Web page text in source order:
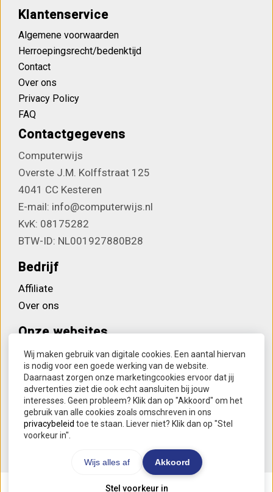
Klantenservice
Algemene voorwaarden
Herroepingsrecht/bedenktijd
Contact
Over ons
Privacy Policy
FAQ
Contactgegevens
Computerwijs
Overste J.M. Kolffstraat 125
4041 CC Kesteren
E-mail: info@computerwijs.nl
KvK: 08175282
BTW-ID: NL001927880B28
Bedrijf
Affiliate
Over ons
Onze websites
Computerwijs
Houvast bij dementie
Lettertreintjes
SmartwatchOnline
Soundpillow Slaapsysteem
Wij maken gebruik van digitale cookies. Een aantal hiervan
is nodig voor een goede werking van de website.
Daarnaast zorgen onze marketingcookies ervoor dat jij
advertenties ziet die ook echt aansluiten bij jouw
interesses. Geen probleem? Klik dan op "Akkoord" om het
gebruik van alle cookies zoals omschreven in ons
privacybeleid toe te staan. Liever niet? Klik dan op "Stel
voorkeur in".
Stel voorkeur in
Wijs alles af Akkoord